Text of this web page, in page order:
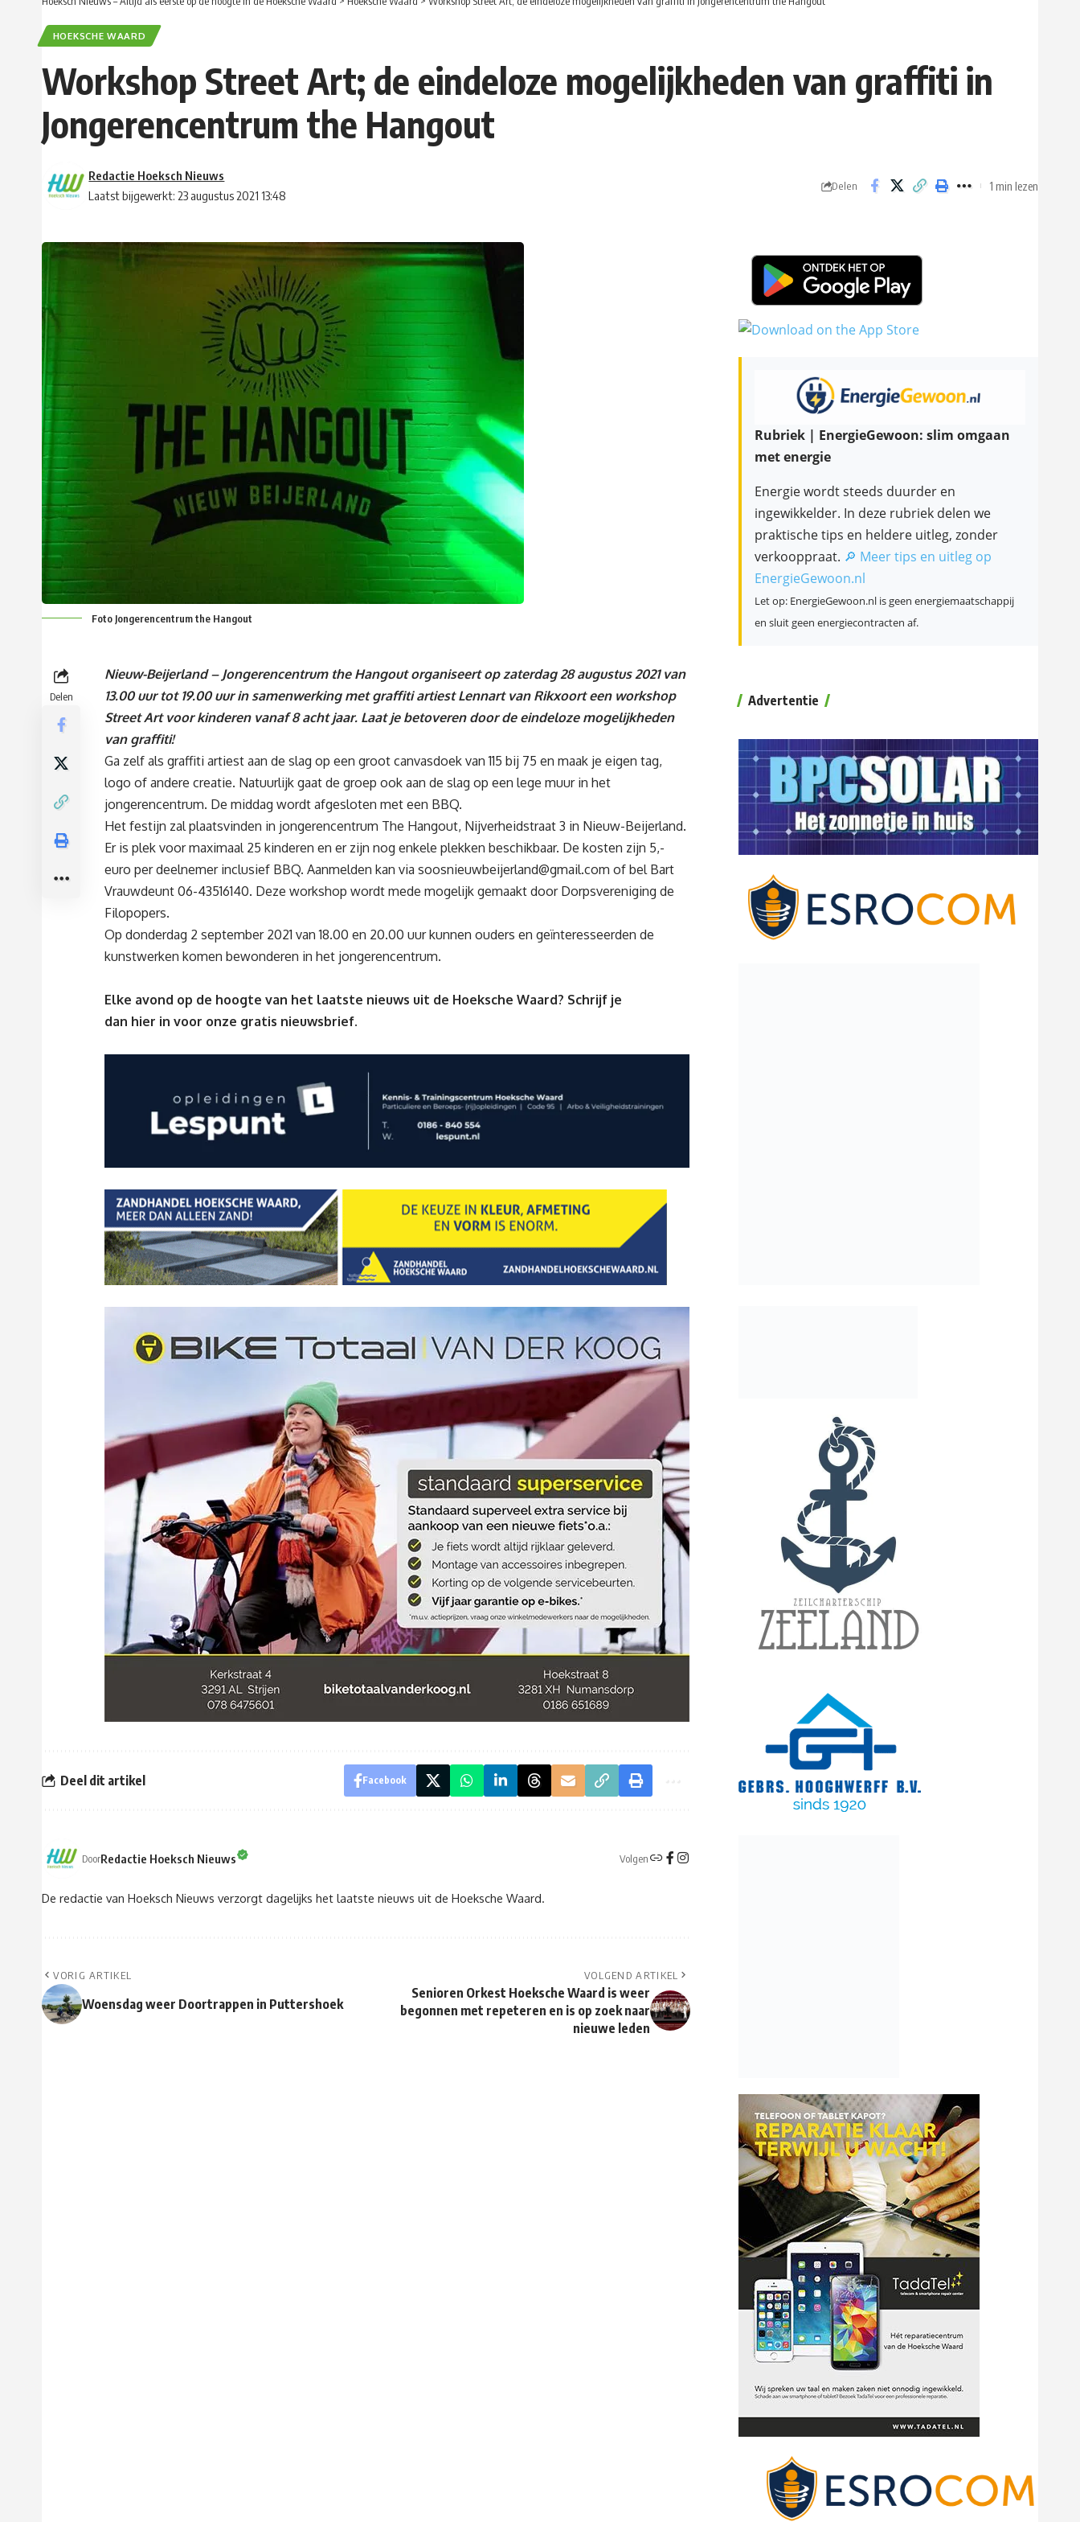
HOEKSCHE WAARD
Workshop Street Art; de eindeloze mogelijkheden van graffiti in
Jongerencentrum the Hangout
Laatst bijgewerkt: 23 augustus 2021 13:48
Redactie Hoeksch Nieuws
Delen 1 min lezen
Foto Jongerencentrum the Hangout
Delen
Nieuw-Beijerland – Jongerencentrum the Hangout organiseert op zaterdag 28 augustus 2021 van
13.00 uur tot 19.00 uur in samenwerking met graffiti artiest Lennart van Rikxoort een workshop
Street Art voor kinderen vanaf 8 acht jaar. Laat je betoveren door de eindeloze mogelijkheden
van graffiti!
Ga zelf als graffiti artiest aan de slag op een groot canvasdoek van 115 bij 75 en maak je eigen tag,
logo of andere creatie. Natuurlijk gaat de groep ook aan de slag op een lege muur in het
jongerencentrum. De middag wordt afgesloten met een BBQ.
Het festijn zal plaatsvinden in jongerencentrum The Hangout, Nijverheidstraat 3 in Nieuw-Beijerland.
Er is plek voor maximaal 25 kinderen en er zijn nog enkele plekken beschikbaar. De kosten zijn 5,-
euro per deelnemer inclusief BBQ. Aanmelden kan via soosnieuwbeijerland@gmail.com of bel Bart
Vrauwdeunt 06-43516140. Deze workshop wordt mede mogelijk gemaakt door Dorpsvereniging de
Filopopers.
Op donderdag 2 september 2021 van 18.00 en 20.00 uur kunnen ouders en geïnteresseerden de
kunstwerken komen bewonderen in het jongerencentrum.
Elke avond op de hoogte van het laatste nieuws uit de Hoeksche Waard? Schrijf je
dan hier in voor onze gratis nieuwsbrief.
Deel dit artikel Facebook
DoorRedactie Hoeksch Nieuws Volgen
De redactie van Hoeksch Nieuws verzorgt dagelijks het laatste nieuws uit de Hoeksche Waard.
VORIG ARTIKEL
Woensdag weer Doortrappen in Puttershoek
VOLGEND ARTIKEL
Senioren Orkest Hoeksche Waard is weer
begonnen met repeteren en is op zoek naar
nieuwe leden
Rubriek | EnergieGewoon: slim omgaan
met energie
Energie wordt steeds duurder en
ingewikkelder. In deze rubriek delen we
praktische tips en heldere uitleg, zonder
verkooppraat. 🔎 Meer tips en uitleg op
EnergieGewoon.nl
Let op: EnergieGewoon.nl is geen energiemaatschappij
en sluit geen energiecontracten af.
Advertentie